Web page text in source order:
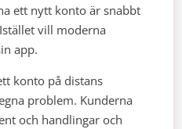
ett nytt konto är snabbt
vill moderna
app.
konto på distans
problem. Kunderna
och handlingar och